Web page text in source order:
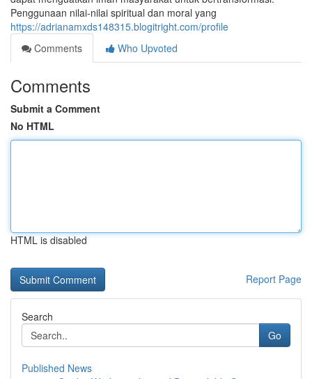
Penggunaan nilai-nilai spiritual dan moral yang
https://adrianamxds148315.blogitright.com/profile
Comments
Who Upvoted
Comments
Submit a Comment
No HTML
HTML is disabled
Report Page
Search
Go
Published News